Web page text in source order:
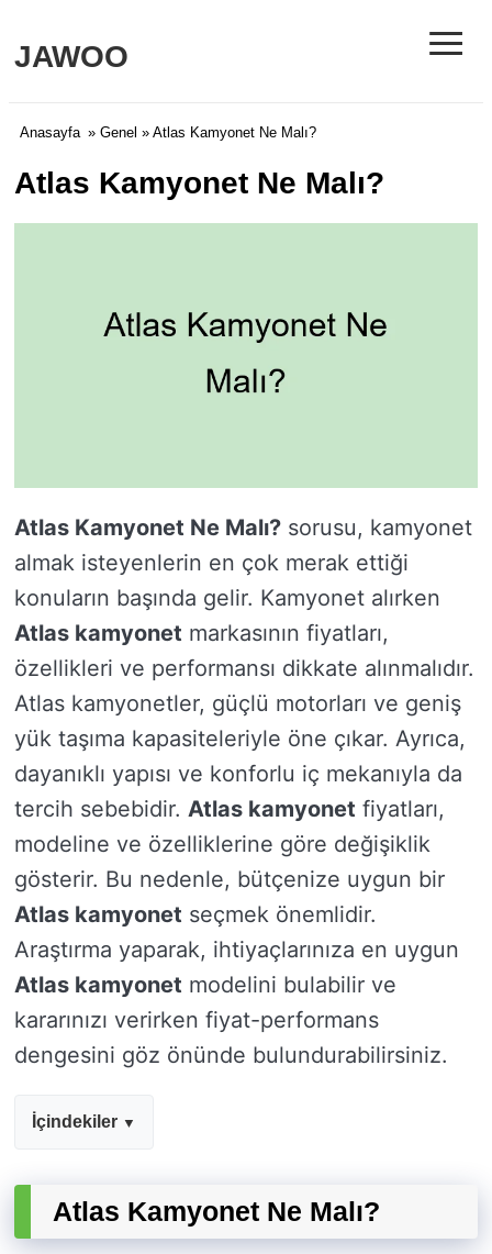
JAWOO ≡
Anasayfa » Genel » Atlas Kamyonet Ne Malı?
Atlas Kamyonet Ne Malı?
Atlas Kamyonet Ne Malı? sorusu, kamyonet
almak isteyenlerin en çok merak ettiği
konuların başında gelir. Kamyonet alırken
Atlas kamyonet markasının fiyatları,
özellikleri ve performansı dikkate alınmalıdır.
Atlas kamyonetler, güçlü motorları ve geniş
yük taşıma kapasiteleriyle öne çıkar. Ayrıca,
dayanıklı yapısı ve konforlu iç mekanıyla da
tercih sebebidir. Atlas kamyonet fiyatları,
modeline ve özelliklerine göre değişiklik
gösterir. Bu nedenle, bütçenize uygun bir
Atlas kamyonet seçmek önemlidir.
Araştırma yaparak, ihtiyaçlarınıza en uygun
Atlas kamyonet modelini bulabilir ve
kararınızı verirken fiyat-performans
dengesini göz önünde bulundurabilirsiniz.
İçindekiler
Atlas Kamyonet Ne Malı?